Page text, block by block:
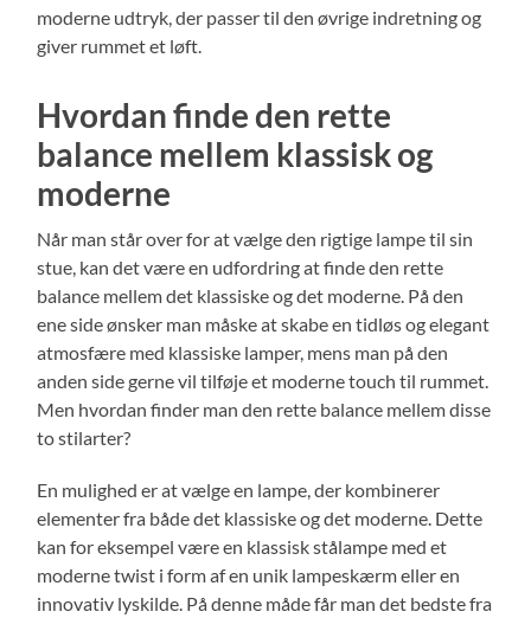
moderne udtryk, der passer til den øvrige indretning og
giver rummet et løft.
Hvordan finde den rette
balance mellem klassisk og
moderne
Når man står over for at vælge den rigtige lampe til sin
stue, kan det være en udfordring at finde den rette
balance mellem det klassiske og det moderne. På den
ene side ønsker man måske at skabe en tidløs og elegant
atmosfære med klassiske lamper, mens man på den
anden side gerne vil tilføje et moderne touch til rummet.
Men hvordan finder man den rette balance mellem disse
to stilarter?
En mulighed er at vælge en lampe, der kombinerer
elementer fra både det klassiske og det moderne. Dette
kan for eksempel være en klassisk stålampe med et
moderne twist i form af en unik lampeskærm eller en
innovativ lyskilde. På denne måde får man det bedste fra